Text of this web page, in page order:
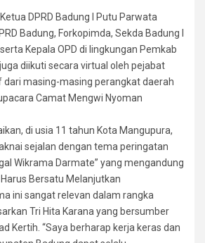
DPRD Badung I Putu Parwata
Badung, Forkopimda, Sekda Badung I
Kepala OPD di lingkungan Pemkab
diikuti secara virtual oleh pejabat
dari masing-masing perangkat daerah
Camat Mengwi Nyoman
di usia 11 tahun Kota Mangupura,
sejalan dengan tema peringatan
Wikrama Darmate” yang mengandung
Bersatu Melanjutkan
ini sangat relevan dalam rangka
Tri Hita Karana yang bersumber
Kertih. “Saya berharap kerja keras dan